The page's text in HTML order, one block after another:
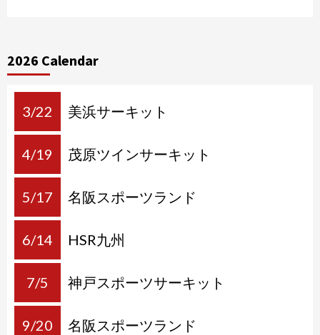
2026 Calendar
3/22 美浜サーキット
4/19 茂原ツインサーキット
5/17 名阪スポーツランド
6/14 HSR九州
7/5 神戸スポーツサーキット
9/20 名阪スポーツランド